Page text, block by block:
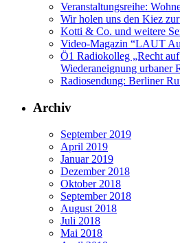
Veranstaltungsreihe:
Wir holen uns den Kiez
Kotti & Co. und weitere
Video-Magazin “LAUT
Ö1 Radiokolleg „Recht
Wiederaneignung urbaner
Radiosendung: Berliner
Archiv
September 2019
April 2019
Januar 2019
Dezember 2018
Oktober 2018
September 2018
August 2018
Juli 2018
Mai 2018